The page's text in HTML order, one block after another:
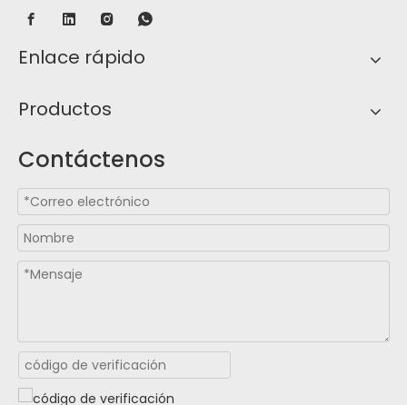
Enlace rápido
Productos
Contáctenos